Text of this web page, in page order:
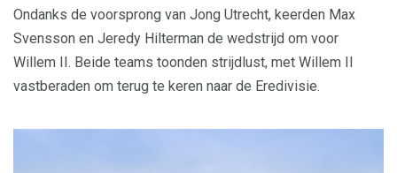
Ondanks de voorsprong van Jong Utrecht, keerden Max
Svensson en Jeredy Hilterman de wedstrijd om voor
Willem II. Beide teams toonden strijdlust, met Willem II
vastberaden om terug te keren naar de Eredivisie.